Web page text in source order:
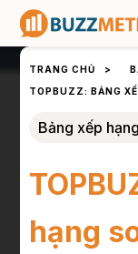
TRANG CHỦ >
TOPBUZZ: BẢNG
Bảng xếp
hạng